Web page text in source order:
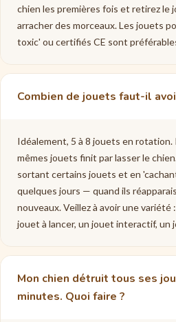
chien les premières fois et retirez le
arracher des morceaux. Les jouets
toxic' ou certifiés CE sont
Combien de jouets faut-il
Idéalement, 5 à 8 jouets en
mêmes jouets finit par lasser le
sortant certains jouets et en
quelques jours — quand ils
nouveaux. Veillez à avoir une variété
jouet à lancer, un jouet interactif, un
Mon chien détruit tous ses
minutes. Quoi faire ?